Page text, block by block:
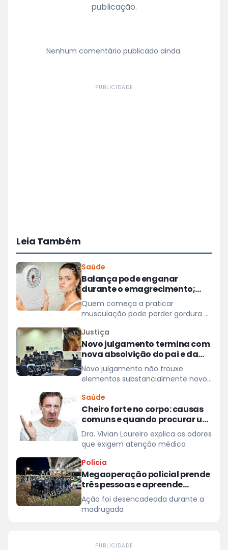
publicação.
Nenhum comentário publicado ainda.
PUBLICIDADE
Leia Também
Saúde
Balança pode enganar
durante o emagrecimento;
entenda três motivos
Quem começa a praticar
musculação pode perder gordura e
observar uma queda significativa
na balança
Justiça
Novo julgamento termina com
nova absolvição do pai e da
madrasta de Allexia Sophia
em São Miguel dos Campos
Novo julgamento não trouxe
elementos substancialmente novos
Saúde
Cheiro forte no corpo: causas
comuns e quando procurar um
médico
Dra. Vivian Loureiro explica os odores
que exigem atenção médica
Polícia
Megaoperação policial prende
três pessoas e apreende
drogas e arma em São Miguel
dos Campos
Ação foi desencadeada durante a
madrugada
PUBLICIDADE